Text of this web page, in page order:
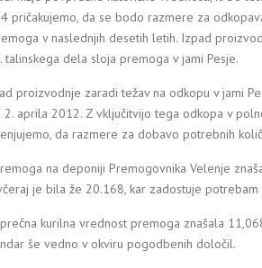
pričakujemo, da se bodo razmere za
v naslednjih desetih letih. Izpad
talinskega dela sloja premoga v jami Pesje.
proizvodnje zaradi težav na odkopu v jami
aprila 2012. Z vključitvijo tega odkopa v
da razmere za dobavo potrebnih
na deponiji Premogovnika Velenje
je bila že 20.168, kar zadostuje potrebam
kurilna vrednost premoga znašala
še vedno v okviru pogodbenih določil.